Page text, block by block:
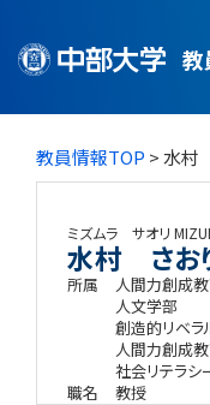
教
教員情報TOP > 水村
ミズムラ サオリ
水村 さお
所属
人間力創成
人文学部
創造的リベラ
人間力創成教
社会リテラシ
職名
教授